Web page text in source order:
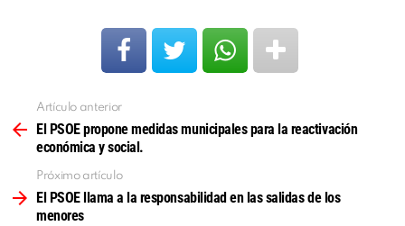
más
Artículo anterior
El PSOE propone medidas municipales para la reactivación
económica y social.
Próximo artículo
El PSOE llama a la responsabilidad en las salidas de los
menores